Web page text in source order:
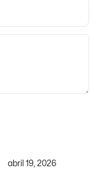
abril 19, 2026